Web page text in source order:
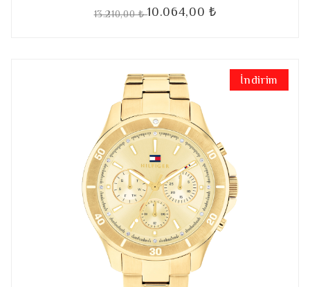
13.210,00 ₺10.064,00 ₺
İndirim